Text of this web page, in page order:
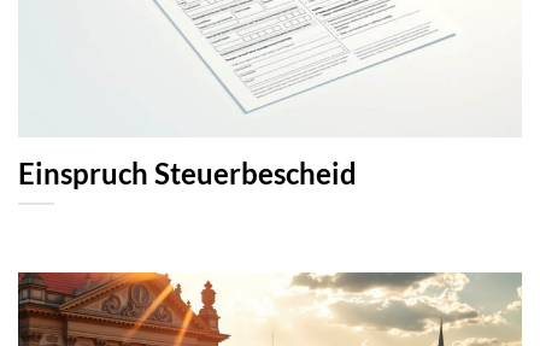
Einspruch Steuerbescheid